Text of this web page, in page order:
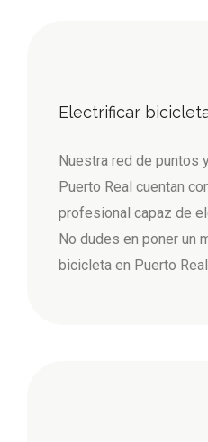
Electrificar
Nuestra red de puntos
Puerto Real cuentan
profesional capaz de
No dudes en poner un
bicicleta en Puerto